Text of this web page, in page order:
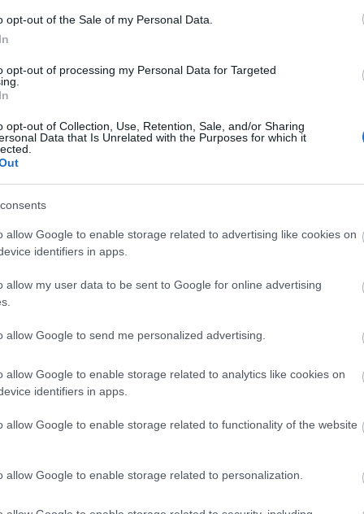
opt-out of the Sale of my Personal Data.
opt-out of processing my Personal Data for Targeted
opt-out of Collection, Use, Retention, Sale, and/or Sharing
Data that Is Unrelated with the Purposes for which it
allow Google to enable storage related to advertising like cookies on
identifiers in apps.
allow my user data to be sent to Google for online advertising
allow Google to send me personalized advertising.
allow Google to enable storage related to analytics like cookies on
identifiers in apps.
allow Google to enable storage related to functionality of the website
allow Google to enable storage related to personalization.
της Ομάδας ΔΙ.ΑΣ. του Αστυνομικού
τελωνειακού κώδικα. Κατασχέθηκαν
(250) γραμμάρια αδασμολόγητου
Αποφάσεις και ειδικότερα:
του Τμήματος Ασφαλείας Λαμίας, με
και απείθεια,
του Αστυνομικού Τμήματος
για κλοπή και